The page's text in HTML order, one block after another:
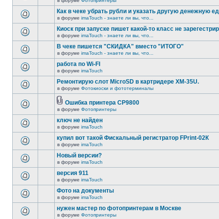
Как в чеке убрать рубли и указать другую денежную
в форуме imaTouch - знаете ли вы, что...
Киоск при запуске пишет какой-то класс не
в форуме imaTouch - знаете ли вы, что...
В чеке пишется "СКИДКА" вместо "ИТОГО"
в форуме imaTouch - знаете ли вы, что...
работа по Wi-FI
в форуме imaTouch
Ремонтирую слот MicroSD в картридере XM-35U.
в форуме Фотокиоски и фототерминалы
Ошибка принтера CP9800
в форуме Фотопринтеры
ключ не найден
в форуме imaTouch
купил вот такой Фискальный регистратор FPrint-02К
в форуме imaTouch
Новый версии?
в форуме imaTouch
версия 911
в форуме imaTouch
Фото на документы
в форуме imaTouch
нужен мастер по фотопринтерам в Москве
в форуме Фотопринтеры